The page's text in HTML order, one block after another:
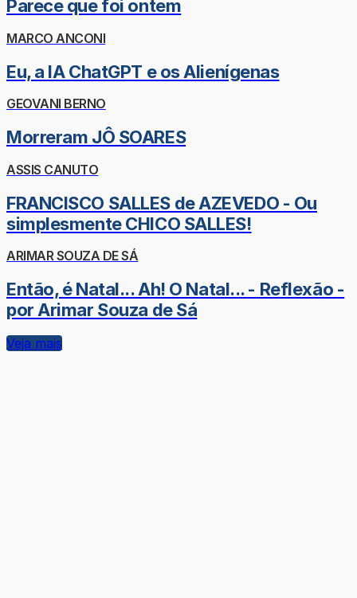
Parece que foi ontem
MARCO ANCONI
Eu, a IA ChatGPT e os Alienígenas
GEOVANI BERNO
Morreram JÔ SOARES
ASSIS CANUTO
FRANCISCO SALLES de AZEVEDO - Ou
simplesmente CHICO SALLES!
ARIMAR SOUZA DE SÁ
Então, é Natal... Ah! O Natal... - Reflexão -
por Arimar Souza de Sá
Veja mais